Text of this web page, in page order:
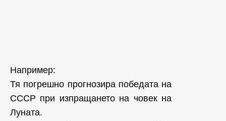
Например:
Тя погрешно прогнозира победата на
СССР при изпращането на човек на
Луната.